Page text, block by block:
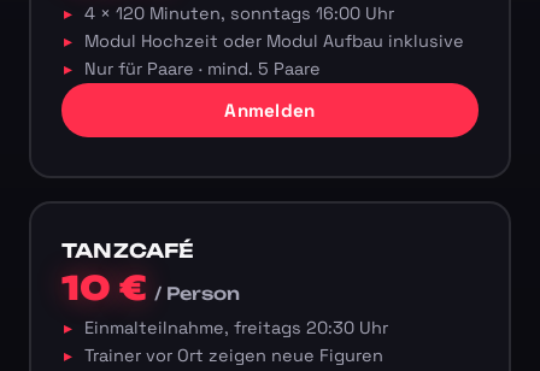
4 × 120 Minuten, sonntags 16:00 Uhr
Modul Hochzeit oder Modul Aufbau inklusive
Nur für Paare · mind. 5 Paare
Anmelden
TANZCAFÉ
10 €/ Person
Einmalteilnahme, freitags 20:30 Uhr
Trainer vor Ort zeigen neue Figuren